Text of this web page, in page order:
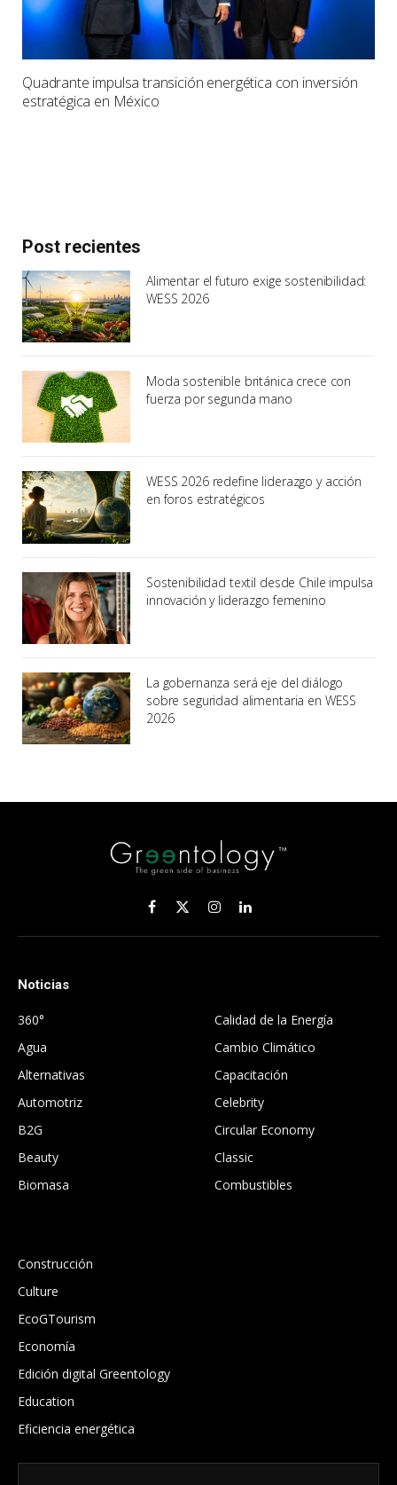
Quadrante impulsa transición energética con inversión
estratégica en México
Post recientes
Alimentar el futuro exige sostenibilidad:
WESS 2026
Moda sostenible británica crece con
fuerza por segunda mano
WESS 2026 redefine liderazgo y acción
en foros estratégicos
Sostenibilidad textil desde Chile impulsa
innovación y liderazgo femenino
La gobernanza será eje del diálogo
sobre seguridad alimentaria en WESS
2026
Facebook
X
(Twitter)
InstagramLinkedIn
Noticias
360°
Agua
Alternativas
Automotriz
B2G
Beauty
Biomasa
Calidad de la Energía
Cambio Climático
Capacitación
Celebrity
Circular Economy
Classic
Combustibles
Construcción
Culture
EcoGTourism
Economía
Edición digital Greentology
Education
Eficiencia energética